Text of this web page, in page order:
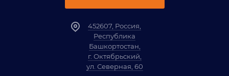
452607, Россия,
Республика
Башкортостан,
г. Октябрьский,
ул. Северная, 60